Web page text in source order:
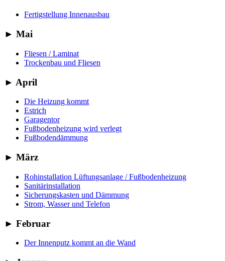
Fertigstellung Innenausbau
► Mai
Fliesen / Laminat
Trockenbau und Fliesen
► April
Die Heizung kommt
Estrich
Garagentor
Fußbodenheizung wird verlegt
Fußbodendämmung
► März
Rohinstallation Lüftungsanlage / Fußbodenheizung
Sanitärinstallation
Sicherungskasten und Dämmung
Strom, Wasser und Telefon
► Februar
Der Innenputz kommt an die Wand